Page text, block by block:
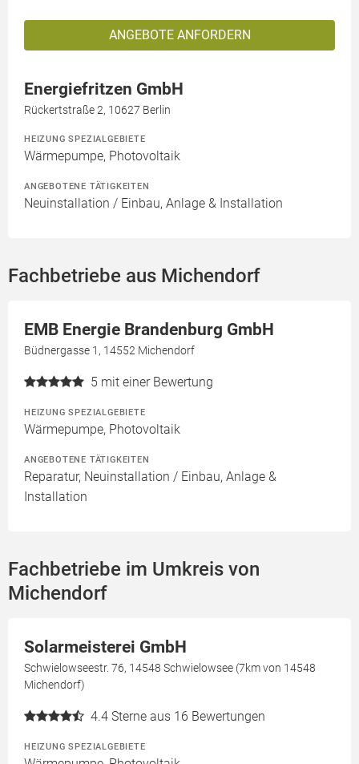
ANGEBOTE ANFORDERN
Energiefritzen GmbH
Rückertstraße 2, 10627 Berlin
HEIZUNG SPEZIALGEBIETE
Wärmepumpe, Photovoltaik
ANGEBOTENE TÄTIGKEITEN
Neuinstallation / Einbau, Anlage & Installation
Fachbetriebe aus Michendorf
EMB Energie Brandenburg GmbH
Büdnergasse 1, 14552 Michendorf
5 mit einer Bewertung
HEIZUNG SPEZIALGEBIETE
Wärmepumpe, Photovoltaik
ANGEBOTENE TÄTIGKEITEN
Reparatur, Neuinstallation / Einbau, Anlage &
Installation
Fachbetriebe im Umkreis von
Michendorf
Solarmeisterei GmbH
Schwielowseestr. 76, 14548 Schwielowsee (7km von 14548
Michendorf)
4.4 Sterne aus 16 Bewertungen
HEIZUNG SPEZIALGEBIETE